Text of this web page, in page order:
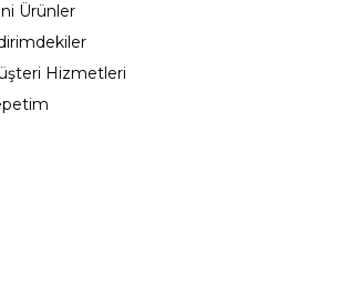
Ürünler
Hizmetleri